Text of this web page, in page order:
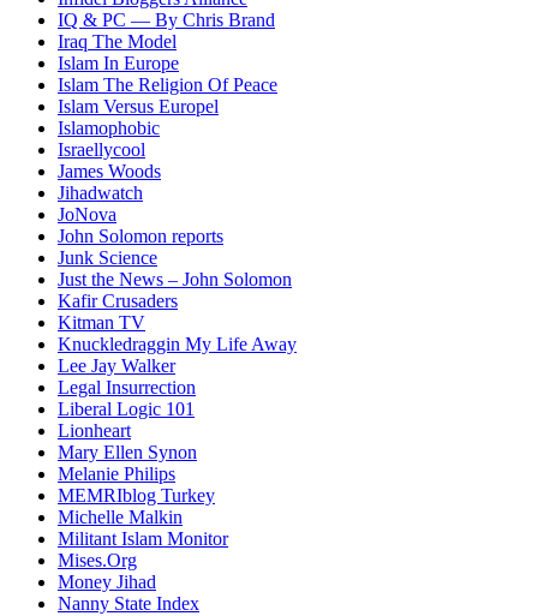
IQ & PC — By Chris Brand
Iraq The Model
Islam In Europe
Islam The Religion Of Peace
Islam Versus Europel
Islamophobic
Israellycool
James Woods
Jihadwatch
JoNova
John Solomon reports
Junk Science
Just the News – John Solomon
Kafir Crusaders
Kitman TV
Knuckledraggin My Life Away
Lee Jay Walker
Legal Insurrection
Liberal Logic 101
Lionheart
Mary Ellen Synon
Melanie Philips
MEMRIblog Turkey
Michelle Malkin
Militant Islam Monitor
Mises.Org
Money Jihad
Nanny State Index